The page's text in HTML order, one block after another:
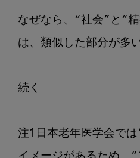
なぜなら、“社会”と“
は、類似した部分が多
続く
注1日本老年医学会で